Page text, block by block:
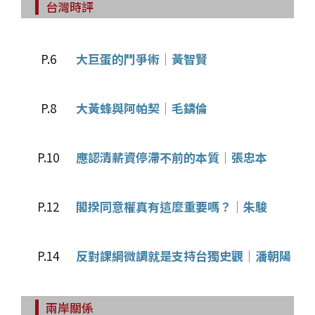
台灣時評
P.6 大巨蛋的鬥爭術｜黃智賢
P.8 大黃蜂與阿帕契｜毛鑄倫
P.10 應認清薪資停滯不前的本質｜張忠本
P.12 閣揆同意權真有這麼重要嗎？｜朱駿
P.14 反對課綱微調就是支持台獨史觀｜潘朝陽
兩岸關係